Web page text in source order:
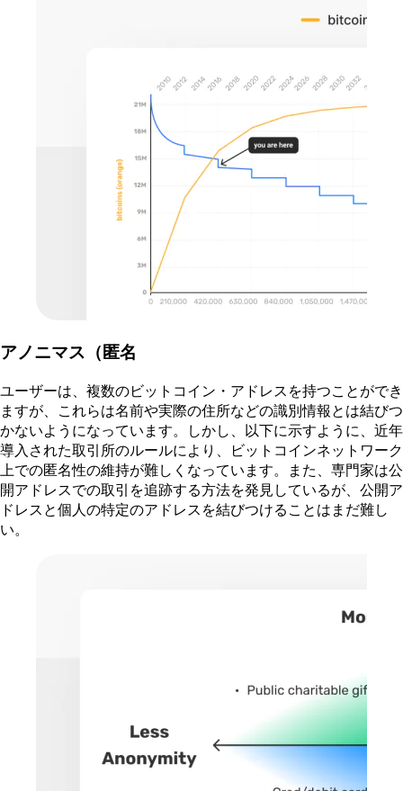
アノニマス（匿名
ユーザーは、複数のビットコイン・アドレスを持つことができ
ますが、これらは名前や実際の住所などの識別情報とは結びつ
かないようになっています。しかし、以下に示すように、近年
導入された取引所のルールにより、ビットコインネットワーク
上での匿名性の維持が難しくなっています。また、専門家は公
開アドレスでの取引を追跡する方法を発見しているが、公開ア
ドレスと個人の特定のアドレスを結びつけることはまだ難し
い。